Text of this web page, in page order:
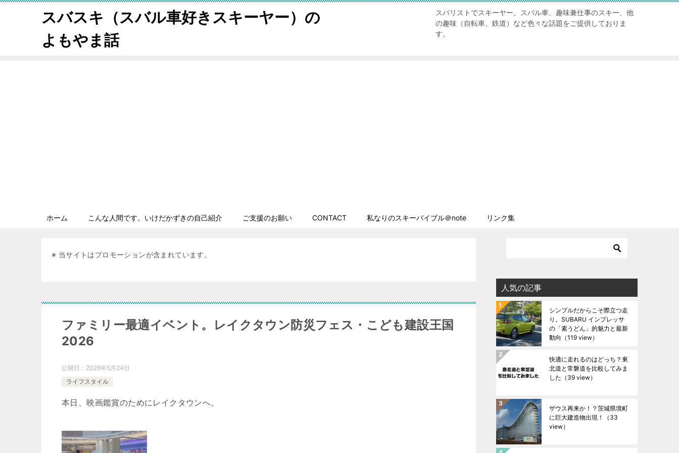
スバスキ（スバル車好きスキーヤー）の
よもやま話
スバリストでスキーヤー。スバル車、趣味兼仕事のスキー、他
の趣味（自転車、鉄道）など色々な話題をご提供しておりま
す。
ホーム こんな人間です。いけだかずきの自己紹介 ご支援のお願い CONTACT 私なりのスキーバイブル＠note リンク集
※ 当サイトはプロモーションが含まれています。
ファミリー最適イベント。レイクタウン防災フェス・こども建設王国
2026
公開日： 2026年5月24日
ライフスタイル
本日、映画鑑賞のためにレイクタウンへ。
人気の記事
シンプルだからこそ際立つ走
り。SUBARU インプレッサ
の「素うどん」的魅力と最新
動向 （119 view）
快適に走れるのはどっち？東
北道と常磐道を比較してみま
した （39 view）
ザウス再来か！？茨城県境町
に巨大建造物出現！
（33
view）